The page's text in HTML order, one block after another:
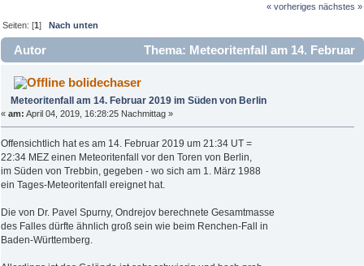
« vorheriges nächstes »
Seiten: [1]Nach unten
Autor
Thema: Meteoritenfall am 14. Februar
2019 im Süden von Berlin (Gelesen 4199 mal)
bolidechaser
Meteoritenfall am 14. Februar 2019 im Süden von Berlin
« am: April 04, 2019, 16:28:25 Nachmittag »
Offensichtlich hat es am 14. Februar 2019 um 21:34 UT =
22:34 MEZ einen Meteoritenfall vor den Toren von Berlin,
im Süden von Trebbin, gegeben - wo sich am 1. März 1988
ein Tages-Meteoritenfall ereignet hat.
Die von Dr. Pavel Spurny, Ondrejov berechnete Gesamtmasse
des Falles dürfte ähnlich groß sein wie beim Renchen-Fall in
Baden-Württemberg.